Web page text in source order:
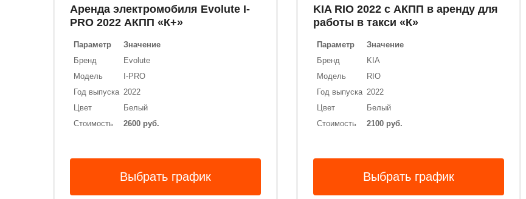
Аренда электромобиля Evolute I-
PRO 2022 АКПП «К+»
Параметр
Значение
Бренд
Evolute
Модель
I-PRO
Год выпуска 2022
Цвет
Белый
Стоимость
2600 руб.
Выбрать график
KIA RIO 2022 с АКПП в аренду для
работы в такси «К»
Параметр
Значение
Бренд
KIA
Модель
RIO
Год выпуска 2022
Цвет
Белый
Стоимость
2100 руб.
Выбрать график